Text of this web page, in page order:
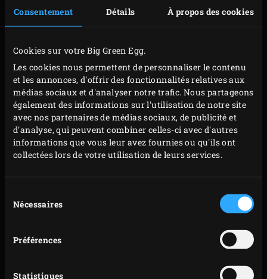
Consentement Détails À propos des cookies
Cookies sur votre Big Green Egg.
Les cookies nous permettent de personnaliser le contenu
et les annonces, d'offrir des fonctionnalités relatives aux
médias sociaux et d'analyser notre trafic. Nous partageons
également des informations sur l'utilisation de notre site
avec nos partenaires de médias sociaux, de publicité et
d'analyse, qui peuvent combiner celles-ci avec d'autres
informations que vous leur avez fournies ou qu'ils ont
collectées lors de votre utilisation de leurs services.
duNécessaires
Préférences
Statistiques
encore plus savoureuse et aromatique grâce au
processus de fermentation prolongé. Il suffit de mélanger
plus ferme que la pâte finale. Vincenzo :
important lors de la réalisation du levain est la
température de l’eau que l’on ajoute. Pour cela, j’utilise la
règle des 55. On part du chiffre 55 et on soustrait la
température de la farine et la température ambiante. Le
chiffre restant correspond à la température de l’eau
souhaitée. Cela permet de contrôler la température de